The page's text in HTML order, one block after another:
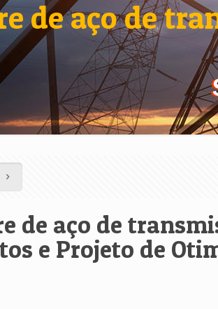
de aço de
de aço de
e Projeto de